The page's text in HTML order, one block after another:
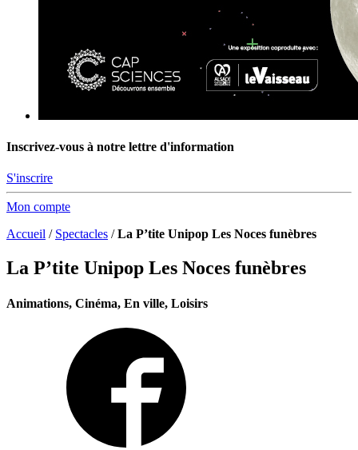
Inscrivez-vous à notre lettre d'information
S'inscrire
Mon compte
Accueil / Spectacles /La P’tite Unipop Les Noces funèbres
La P’tite Unipop Les Noces funèbres
Animations, Cinéma, En ville, Loisirs